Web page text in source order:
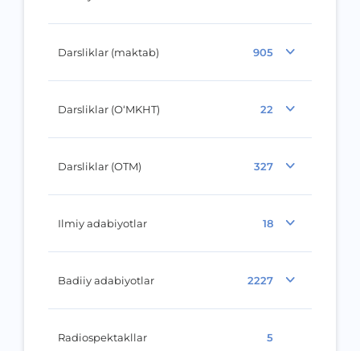
Darsliklar (maktab) 905
Darsliklar (O‘MKHT) 22
Darsliklar (OTM) 327
Ilmiy adabiyotlar 18
Badiiy adabiyotlar 2227
Radiospektakllar 5